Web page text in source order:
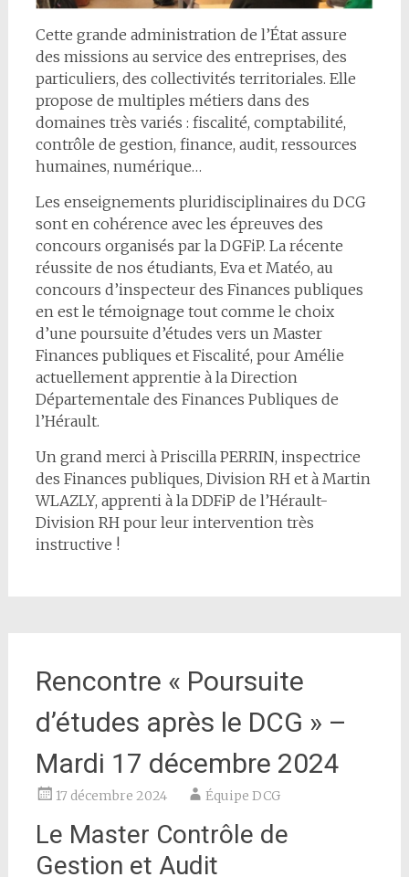
Cette grande administration de l’État assure
des missions au service des entreprises, des
particuliers, des collectivités territoriales. Elle
propose de multiples métiers dans des
domaines très variés : fiscalité, comptabilité,
contrôle de gestion, finance, audit, ressources
humaines, numérique…
Les enseignements pluridisciplinaires du DCG
sont en cohérence avec les épreuves des
concours organisés par la DGFiP. La récente
réussite de nos étudiants, Eva et Matéo, au
concours d’inspecteur des Finances publiques
en est le témoignage tout comme le choix
d’une poursuite d’études vers un Master
Finances publiques et Fiscalité, pour Amélie
actuellement apprentie à la Direction
Départementale des Finances Publiques de
l’Hérault.
Un grand merci à Priscilla PERRIN, inspectrice
des Finances publiques, Division RH et à Martin
WLAZLY, apprenti à la DDFiP de l’Hérault-
Division RH pour leur intervention très
instructive !
Rencontre « Poursuite
d’études après le DCG » –
Mardi 17 décembre 2024
17 décembre 2024 Équipe DCG
Le Master Contrôle de
Gestion et Audit